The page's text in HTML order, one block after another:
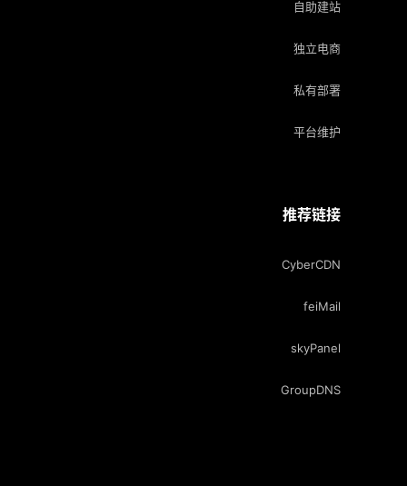
自助建站
独立电商
私有部署
平台维护
推荐链接
CyberCDN
feiMail
skyPanel
GroupDNS